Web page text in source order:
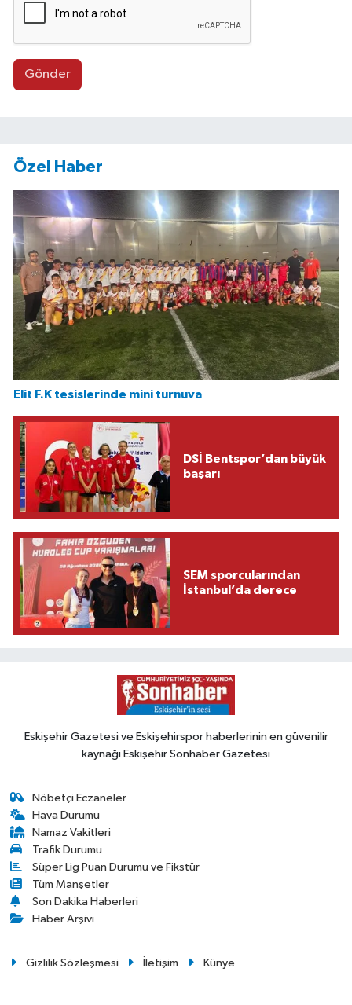
Gönder
Özel Haber
Elit F.K tesislerinde mini turnuva
DSİ Bentspor’dan büyük
başarı
SEM sporcularından
İstanbul’da derece
Eskişehir Gazetesi ve Eskişehirspor haberlerinin en güvenilir
kaynağı Eskişehir Sonhaber Gazetesi
Nöbetçi Eczaneler
Hava Durumu
Namaz Vakitleri
Trafik Durumu
Süper Lig Puan Durumu ve Fikstür
Tüm Manşetler
Son Dakika Haberleri
Haber Arşivi
Gizlilik Sözleşmesi İletişim Künye